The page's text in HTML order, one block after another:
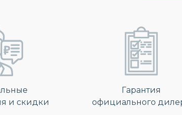
и скидки
Гарантия
официального